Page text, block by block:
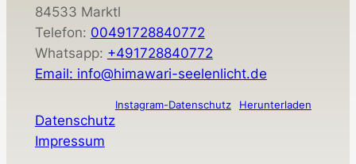
84533 Marktl
Telefon: 00491728840772
Whatsapp: +491728840772
Email: info@himawari-seelenlicht.de
Datenschutz
Impressum
Instagram-Datenschutz Herunterladen